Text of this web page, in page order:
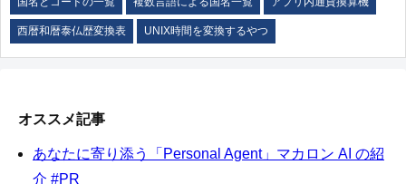
西暦和暦泰仏歴変換表 UNIX時間を変換するやつ
オススメ記事
あなたに寄り添う「Personal Agent」マカロン AI の紹
介 #PR